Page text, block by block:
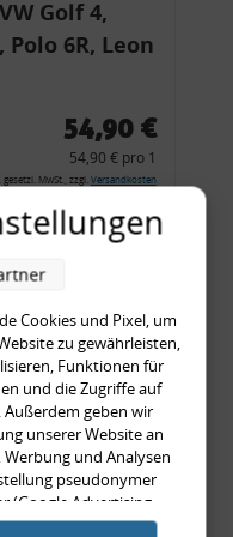
Golf 4,
Polo 6R, Leon
54,90 €
54,90 € pro 1
gesetzl. MwSt., zzgl. Versandkosten
mit
US-Ecken,
Typ 89,
+
999,99 €
Cookies und Pixel, um
zu gewährleisten,
Funktionen für
und die Zugriffe auf
Außerdem geben wir
unserer Website an
und Analysen
pseudonymer
(Google Advertising
möglicherweise mit